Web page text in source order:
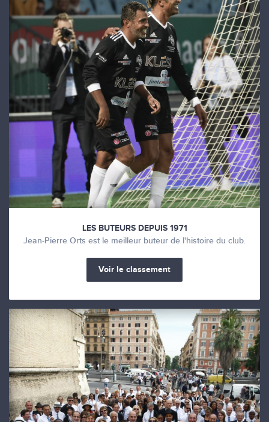
LES BUTEURS DEPUIS 1971
Jean-Pierre Orts est le meilleur buteur de l'histoire du club.
Voir le classement